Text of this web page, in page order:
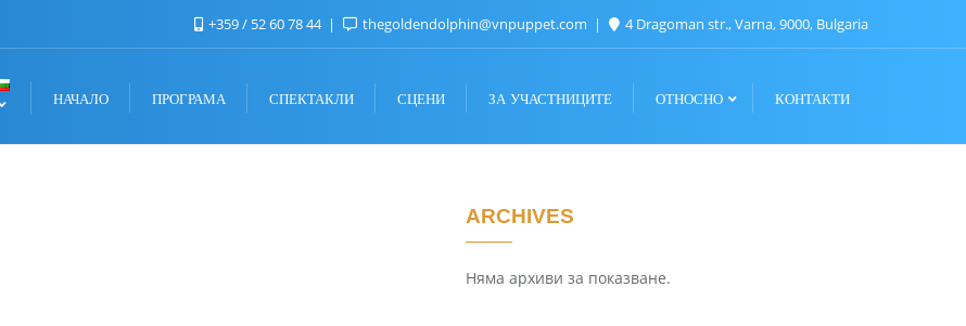
+359 / 52 60 78 44 thegoldendolphin@vnpuppet.com 4 Dragoman str., Varna, 9000, Bulgaria
НАЧАЛО ПРОГРАМА СПЕКТАКЛИ СЦЕНИ ЗА УЧАСТНИЦИТЕ ОТНОСНО КОНТАКТИ
ARCHIVES
Няма архиви за показване.